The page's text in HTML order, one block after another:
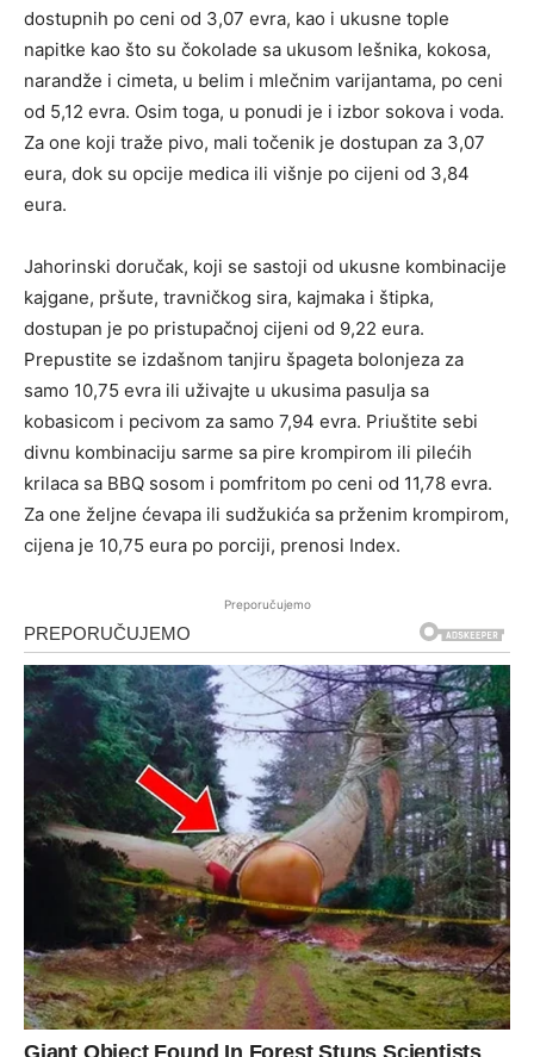
dostupnih po ceni od 3,07 evra, kao i ukusne tople
napitke kao što su čokolade sa ukusom lešnika, kokosa,
narandže i cimeta, u belim i mlečnim varijantama, po ceni
od 5,12 evra. Osim toga, u ponudi je i izbor sokova i voda.
Za one koji traže pivo, mali točenik je dostupan za 3,07
eura, dok su opcije medica ili višnje po cijeni od 3,84
eura.
Jahorinski doručak, koji se sastoji od ukusne kombinacije
kajgane, pršute, travničkog sira, kajmaka i štipka,
dostupan je po pristupačnoj cijeni od 9,22 eura.
Prepustite se izdašnom tanjiru špageta bolonjeza za
samo 10,75 evra ili uživajte u ukusima pasulja sa
kobasicom i pecivom za samo 7,94 evra. Priuštite sebi
divnu kombinaciju sarme sa pire krompirom ili pilećih
krilaca sa BBQ sosom i pomfritom po ceni od 11,78 evra.
Za one željne ćevapa ili sudžukića sa prženim krompirom,
cijena je 10,75 eura po porciji, prenosi Index.
Preporučujemo